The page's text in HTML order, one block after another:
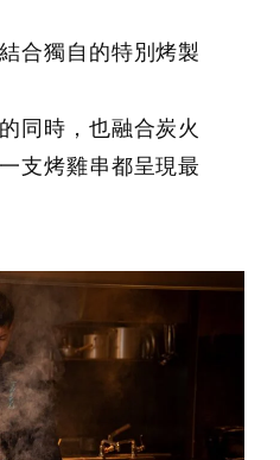
合獨自的特別烤製
同時，也融合炭火
支烤雞串都呈現最